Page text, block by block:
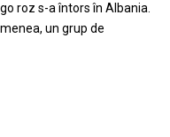
roz s-a întors în Albania.
un grup de